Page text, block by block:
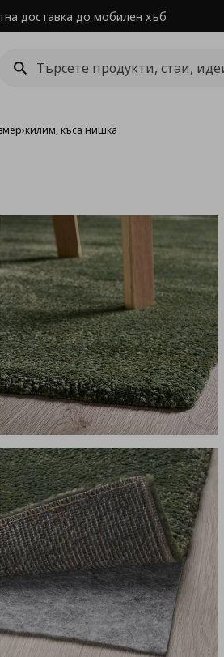
доставка до мобилен хъб
›килим, къса нишка